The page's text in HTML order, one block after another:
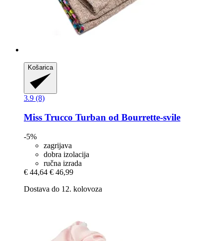
Košarica
3.9 (8)
Miss Trucco Turban od Bourrette-​svile
-5%
zagrijava
dobra izolacija
ručna izrada
€ 44,64 € 46,99
Dostava do 12. kolovoza